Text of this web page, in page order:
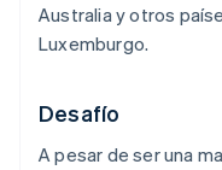
Australia y otros
Luxemburgo.
Desafío
A pesar de ser una